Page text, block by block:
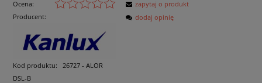
Ocena:
Producent:
Kod produktu:
26727 - ALOR
DSL-B
zapytaj o produkt
dodaj opinię